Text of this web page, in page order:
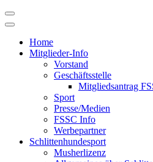
Skip
to
Home
Mitglieder-Info
Vorstand
Geschäftsstelle
Mitgliedsantrag
Sport
Presse/Medien
FSSC Info
Werbepartner
Schlittenhundesport
Musherlizenz